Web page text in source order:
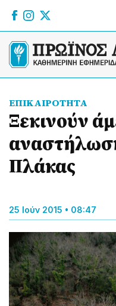
ΕΠΙΚΑΙΡΟΤΗΤΑ
Ξεκινούν
Πλάκας
25 Ιούν 2015 • 08:47